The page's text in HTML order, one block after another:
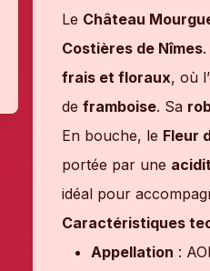
Le Château
Costières de Nîmes
frais et floraux, où
deframboise. Sa
En bouche, le Fleur
portée par une
idéal pour
Caractéristiques
Appellation :